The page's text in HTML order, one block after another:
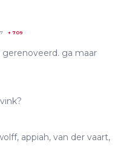
+ 709
ga maar
appiah, van der vaart,